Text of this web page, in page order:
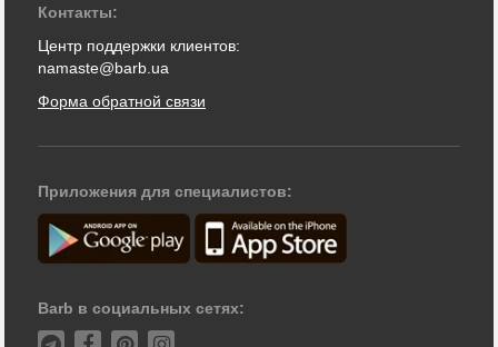
Контакты:
Центр поддержки клиентов:
namaste@barb.ua
Форма обратной связи
Приложения для специалистов:
Barb в социальных сетях: